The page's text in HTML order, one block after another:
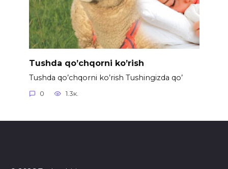
Tushda qo’chqorni ko’rish
Tushda qo’chqorni ko’rish Tushingizda qo’
0 1.3к.